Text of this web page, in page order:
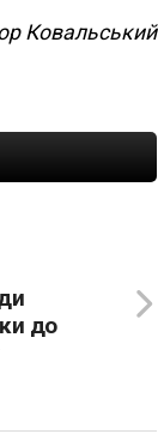
Ковальський
до